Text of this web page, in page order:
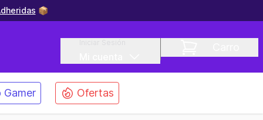
📦
Gamer Ofertas